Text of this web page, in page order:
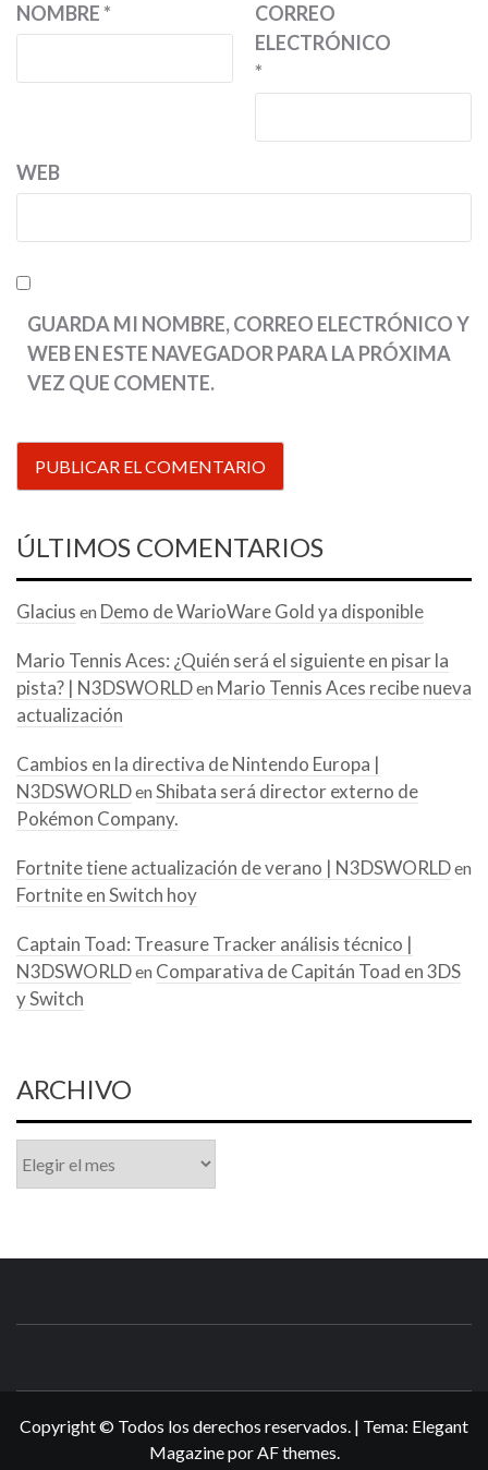
NOMBRE*
CORREO
ELECTRÓNICO
*
WEB
GUARDA MI NOMBRE, CORREO ELECTRÓNICO Y
WEB EN ESTE NAVEGADOR PARA LA PRÓXIMA
VEZ QUE COMENTE.
ÚLTIMOS COMENTARIOS
Glacius en Demo de WarioWare Gold ya disponible
Mario Tennis Aces: ¿Quién será el siguiente en pisar la
pista? | N3DSWORLDen Mario Tennis Aces recibe nueva
actualización
Cambios en la directiva de Nintendo Europa |
N3DSWORLDen Shibata será director externo de
Pokémon Company.
Fortnite tiene actualización de verano | N3DSWORLDen
Fortnite en Switch hoy
Captain Toad: Treasure Tracker análisis técnico |
N3DSWORLDen Comparativa de Capitán Toad en 3DS
y Switch
ARCHIVO
Copyright © Todos los derechos reservados. | Tema: Elegant
MagazineporAF themes.